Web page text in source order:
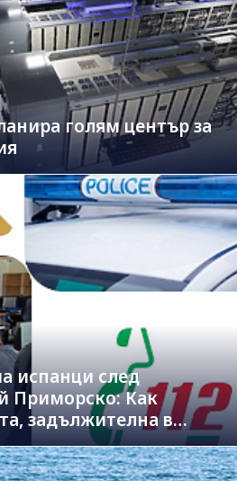
голям център за
испанци след
Приморско: Как
задължителна в